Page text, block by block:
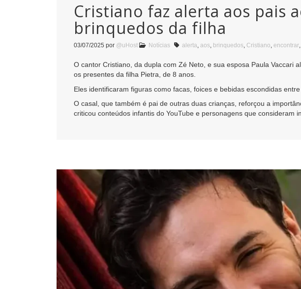
Cristiano faz alerta aos pais
brinquedos da filha
03/07/2025 por @uHost Notícias alerta, aos, brinquedos, Cristiano, encontrar,
O cantor Cristiano, da dupla com Zé Neto, e sua esposa Paula
os presentes da filha Pietra, de 8 anos.
Eles identificaram figuras como facas, foices e bebidas escondidas
O casal, que também é pai de outras duas crianças, reforçou a
criticou conteúdos infantis do YouTube e personagens que consideram